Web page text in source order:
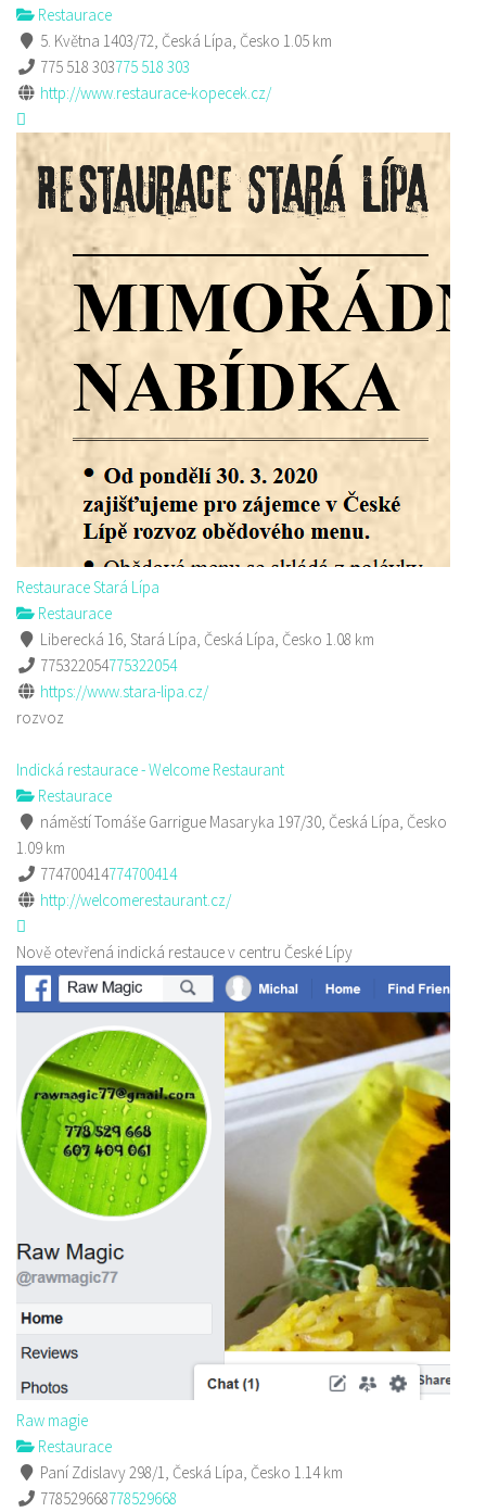
Restaurace
5. Května 1403/72, Česká Lípa, Česko 1.05 km
775 518 303775 518 303
http://www.restaurace-kopecek.cz/
Restaurace Stará Lípa
Restaurace
Liberecká 16, Stará Lípa, Česká Lípa, Česko 1.08 km
775322054775322054
https://www.stara-lipa.cz/
rozvoz
Indická restaurace - Welcome Restaurant
Restaurace
náměstí Tomáše Garrigue Masaryka 197/30, Česká Lípa, Česko
1.09 km
774700414774700414
http://welcomerestaurant.cz/
Nově otevřená indická restauce v centru České Lípy
Raw magie
Restaurace
Paní Zdislavy 298/1, Česká Lípa, Česko 1.14 km
778529668778529668